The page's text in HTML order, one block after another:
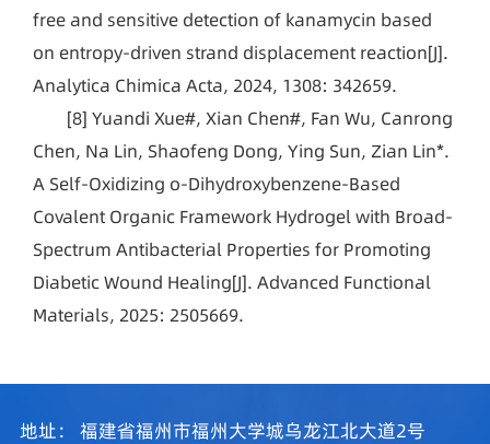
free and sensitive detection of kanamycin based
on entropy-driven strand displacement reaction[J].
Analytica Chimica Acta, 2024, 1308: 342659.
[8] Yuandi Xue#, Xian Chen#, Fan Wu, Canrong
Chen, Na Lin, Shaofeng Dong, Ying Sun, Zian Lin*.
A Self-Oxidizing o-Dihydroxybenzene-Based
Covalent Organic Framework Hydrogel with Broad-
Spectrum Antibacterial Properties for Promoting
Diabetic Wound Healing[J]. Advanced Functional
Materials, 2025: 2505669.
地址： 福建省福州市福州大学城乌龙江北大道2号